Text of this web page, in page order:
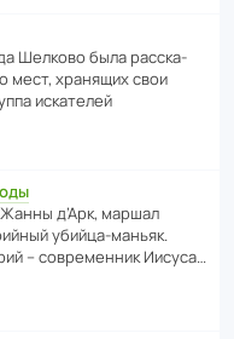
Шелково была расска­
мест, хранящих свои
иска­телей
д’Арк, маршал
убийца-маньяк.
– совре­менник Иисуса…